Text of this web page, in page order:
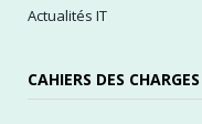
Actualités IT
CAHIERS DES